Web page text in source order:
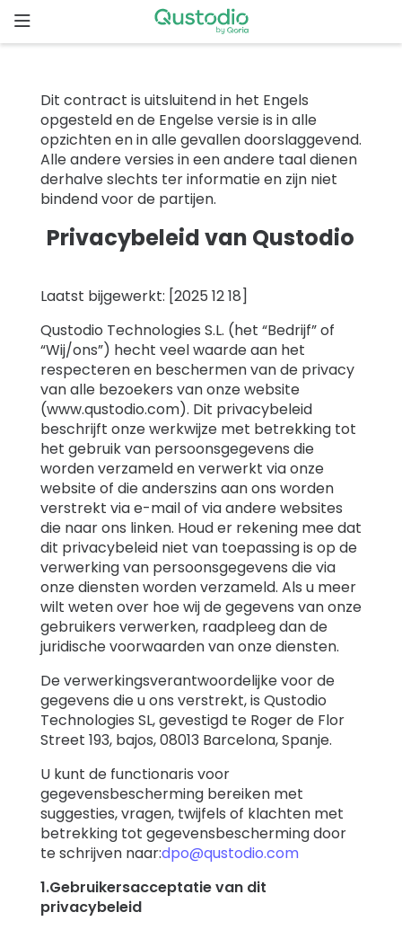
to
content
Waarom
Qustodio
Functies
Downloads
Prijzen
Support
Familieverhalen
Inloggen Registreren
Dit contract is uitsluitend in het Engels
opgesteld en de Engelse versie is in alle
opzichten en in alle gevallen doorslaggevend.
Alle andere versies in een andere taal dienen
derhalve slechts ter informatie en zijn niet
bindend voor de partijen.
Privacybeleid van Qustodio
Laatst bijgewerkt: [2025 12 18]
Qustodio Technologies S.L. (het “Bedrijf” of
“Wij/ons”) hecht veel waarde aan het
respecteren en beschermen van de privacy
van alle bezoekers van onze website
(www.qustodio.com). Dit privacybeleid
beschrijft onze werkwijze met betrekking tot
het gebruik van persoonsgegevens die
worden verzameld en verwerkt via onze
website of die anderszins aan ons worden
verstrekt via e-mail of via andere websites
die naar ons linken. Houd er rekening mee dat
dit privacybeleid niet van toepassing is op de
verwerking van persoonsgegevens die via
onze diensten worden verzameld. Als u meer
wilt weten over hoe wij de gegevens van onze
gebruikers verwerken, raadpleeg dan de
juridische voorwaarden van onze diensten.
De verwerkingsverantwoordelijke voor de
gegevens die u ons verstrekt, is Qustodio
Technologies SL, gevestigd te Roger de Flor
Street 193, bajos, 08013 Barcelona, ​​Spanje.
U kunt de functionaris voor
gegevensbescherming bereiken met
suggesties, vragen, twijfels of klachten met
betrekking tot gegevensbescherming door
te schrijven naar:dpo@qustodio.com
1.Gebruikersacceptatie van dit
privacybeleid